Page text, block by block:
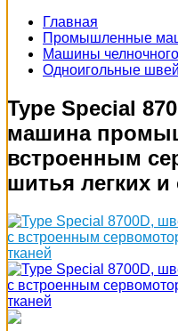
Главная
Промышленные
Машины
Одноигольные
Type Special
машина
встроенным
шитья легких и